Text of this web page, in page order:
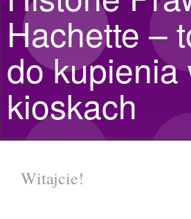
Hachette –
do kupienia
kioskach
Witajcie!